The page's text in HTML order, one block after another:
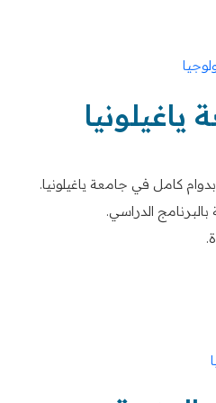
كامل في جامعة ياغيلونيا.
الدراسي.